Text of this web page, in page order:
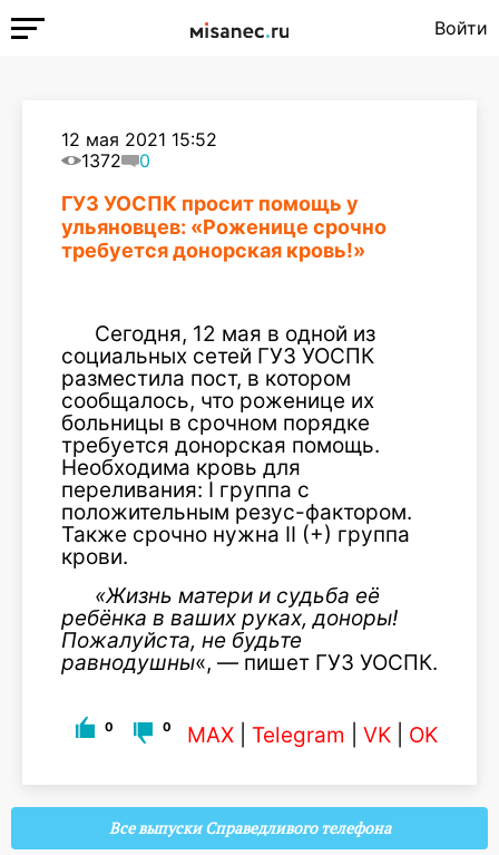
Войти
12 мая 2021 15:52
1372
0
ГУЗ УОСПК просит помощь у
ульяновцев: «Роженице срочно
требуется донорская кровь!»
Сегодня, 12 мая в одной из
социальных сетей ГУЗ УОСПК
разместила пост, в котором
сообщалось, что роженице их
больницы в срочном порядке
требуется донорская помощь.
Необходима кровь для
переливания: I группа с
положительным резус-фактором.
Также срочно нужна II (+) группа
крови.
«Жизнь матери и судьба её
ребёнка в ваших руках, доноры!
Пожалуйста, не будьте
равнодушны«, — пишет ГУЗ УОСПК.
0 0 MAX Telegram VK OK
Все выпуски Справедливого телефона